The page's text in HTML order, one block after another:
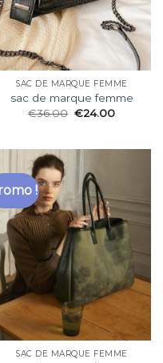
SAC DE MARQUE FEMME
sac de marque femme
€36.00 €24.00
!
SAC DE MARQUE FEMME